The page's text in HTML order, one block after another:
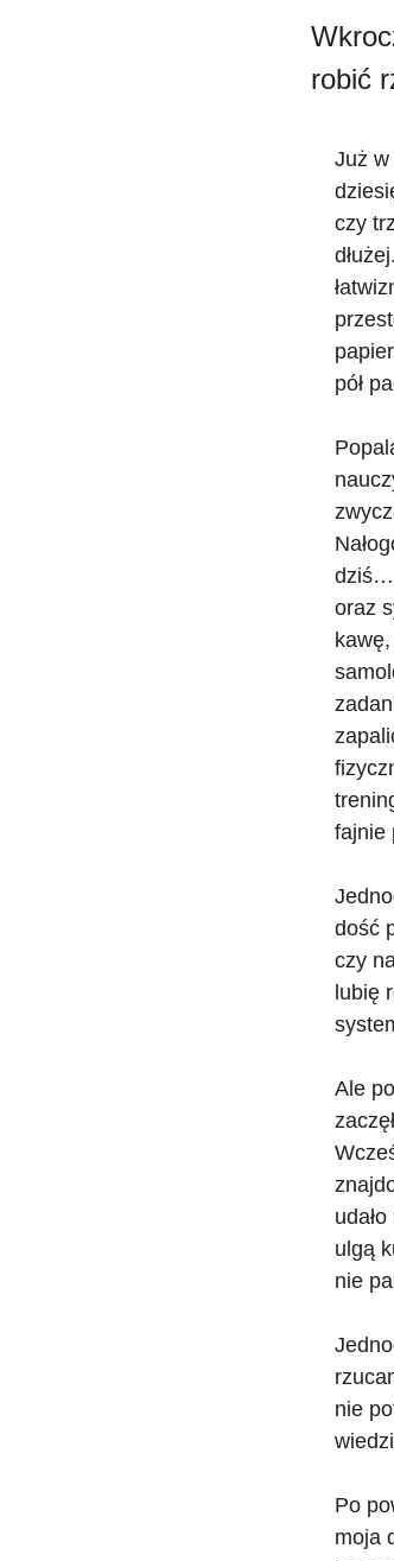
robić
Już w
czy
pół
dziś…
oraz
fajnie
dość
czy
lubię
Ale
ulgą
nie
nie
Po
moja